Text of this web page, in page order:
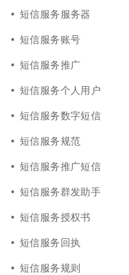
短信服务服务器
短信服务账号
短信服务推广
短信服务个人用户
短信服务数字短信
短信服务规范
短信服务推广短信
短信服务群发助手
短信服务授权书
短信服务回执
短信服务规则